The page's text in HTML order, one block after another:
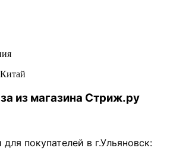
из магазина Стриж.ру
покупателей в г.Ульяновск: